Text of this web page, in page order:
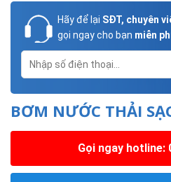
Hãy để lại SĐT, chuyên
gọi ngay cho bạn miễn
BƠM NƯỚC THẢI
Gọi ngay hotline: